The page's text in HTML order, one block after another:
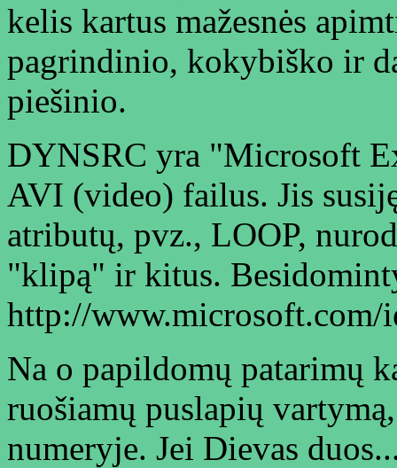
kelis kartus mažesnės
pagrindinio, kokybiško ir
piešinio.
DYNSRC yra "Microsoft
AVI (video) failus. Jis
atributų, pvz., LOOP,
"klipą" ir kitus.
http://www.microsoft.com/
Na o papildomų patarimų
ruošiamų puslapių
numeryje. Jei Dievas